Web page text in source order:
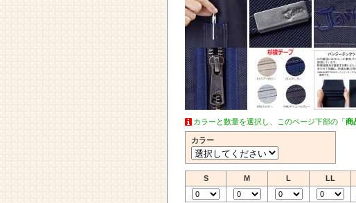
カラーと数量を選択し、このページ下部の「商
カラー
S M L LL